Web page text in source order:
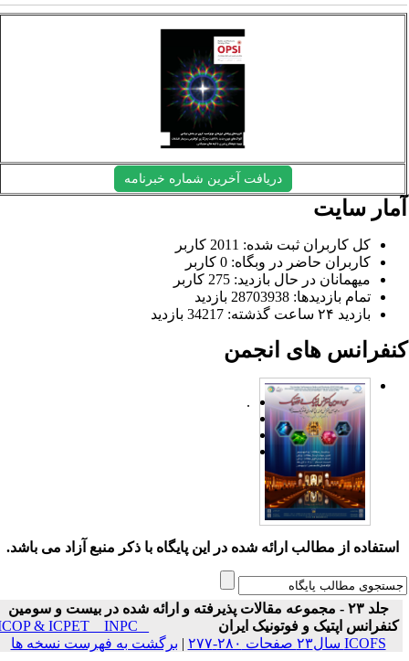
دریافت آخرین شماره خبرنامه
سایت
کل کاربران ثبت شده: 2011 کاربر
کاربران حاضر در وبگاه: 0 کاربر
میهمانان در حال بازدید: 275 کاربر
تمام بازدید‌ها: 28703938 بازدید
بازدید ۲۴ ساعت گذشته: 34217 بازدید
های انجمن
.
استفاده از مطالب ارائه شده در این پایگاه با ذکر منبع آزاد می باشد.
جلد ۲۳ - مجموعه مقالات پذیرفته و ارائه شده در بیست و سومین
کنفرانس اپتیک و فوتونیک ایران
ICOP & ICPET _ INPC _
ICOFS سال۲۳ صفحات ۲۸۰-۲۷۷
|برگشت به فهرست نسخه ها